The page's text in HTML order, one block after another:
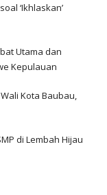
‘Ikhlaskan’
Utama dan
Kepulauan
Kota Baubau,
di Lembah Hijau